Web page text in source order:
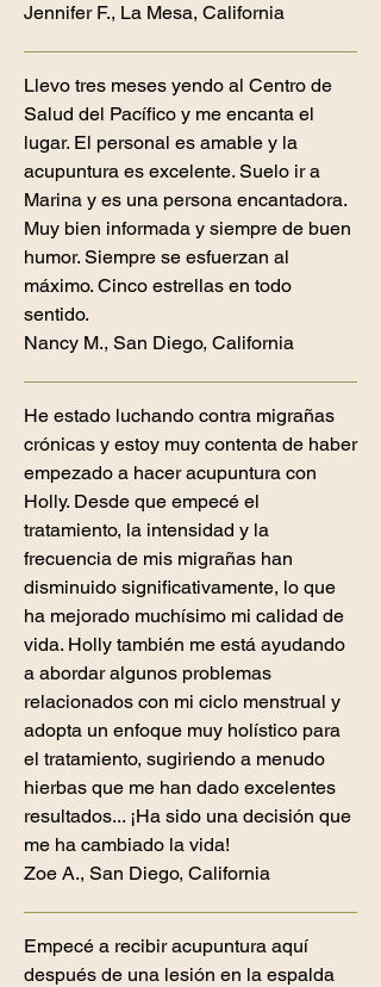
Jennifer F., La Mesa, California
Llevo tres meses yendo al Centro de
Salud del Pacífico y me encanta el
lugar. El personal es amable y la
acupuntura es excelente. Suelo ir a
Marina y es una persona encantadora.
Muy bien informada y siempre de buen
humor. Siempre se esfuerzan al
máximo. Cinco estrellas en todo
sentido.
Nancy M., San Diego, California
He estado luchando contra migrañas
crónicas y estoy muy contenta de haber
empezado a hacer acupuntura con
Holly. Desde que empecé el
tratamiento, la intensidad y la
frecuencia de mis migrañas han
disminuido significativamente, lo que
ha mejorado muchísimo mi calidad de
vida. Holly también me está ayudando
a abordar algunos problemas
relacionados con mi ciclo menstrual y
adopta un enfoque muy holístico para
el tratamiento, sugiriendo a menudo
hierbas que me han dado excelentes
resultados... ¡Ha sido una decisión que
me ha cambiado la vida!
Zoe A., San Diego, California
Empecé a recibir acupuntura aquí
después de una lesión en la espalda